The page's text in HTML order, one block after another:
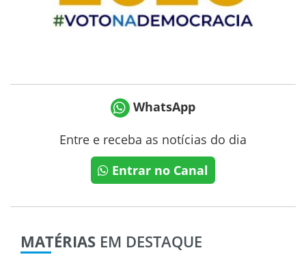
WhatsApp
Entre e receba as notícias do dia
Entrar no Canal
MATÉRIAS EM DESTAQUE